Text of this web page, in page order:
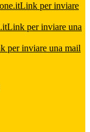
Link per inviare
Link per inviare una
per inviare una mail